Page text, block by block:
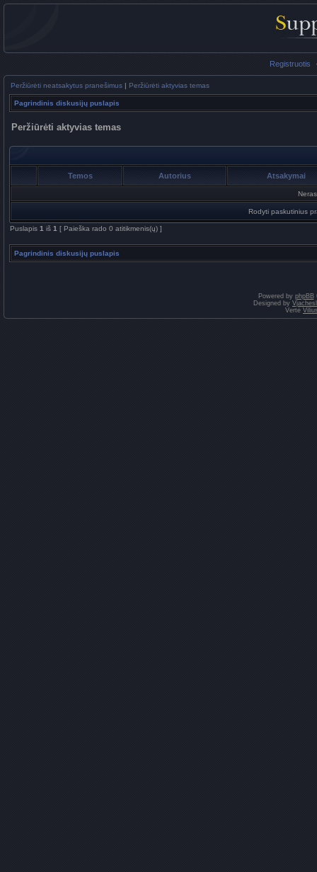
Registruotis
Peržiūrėti neatsakytus pranešimus | Peržiūrėti aktyvias temas
Pagrindinis diskusijų puslapis
Peržiūrėti aktyvias temas
Temos Autorius Atsakymai
Rodyti paskutinius
Puslapis 1 iš 1 [ Paieška rado 0 atitikmenis(ų) ]
Pagrindinis diskusijų puslapis
Powered by phpBB
Designed by
Vertė